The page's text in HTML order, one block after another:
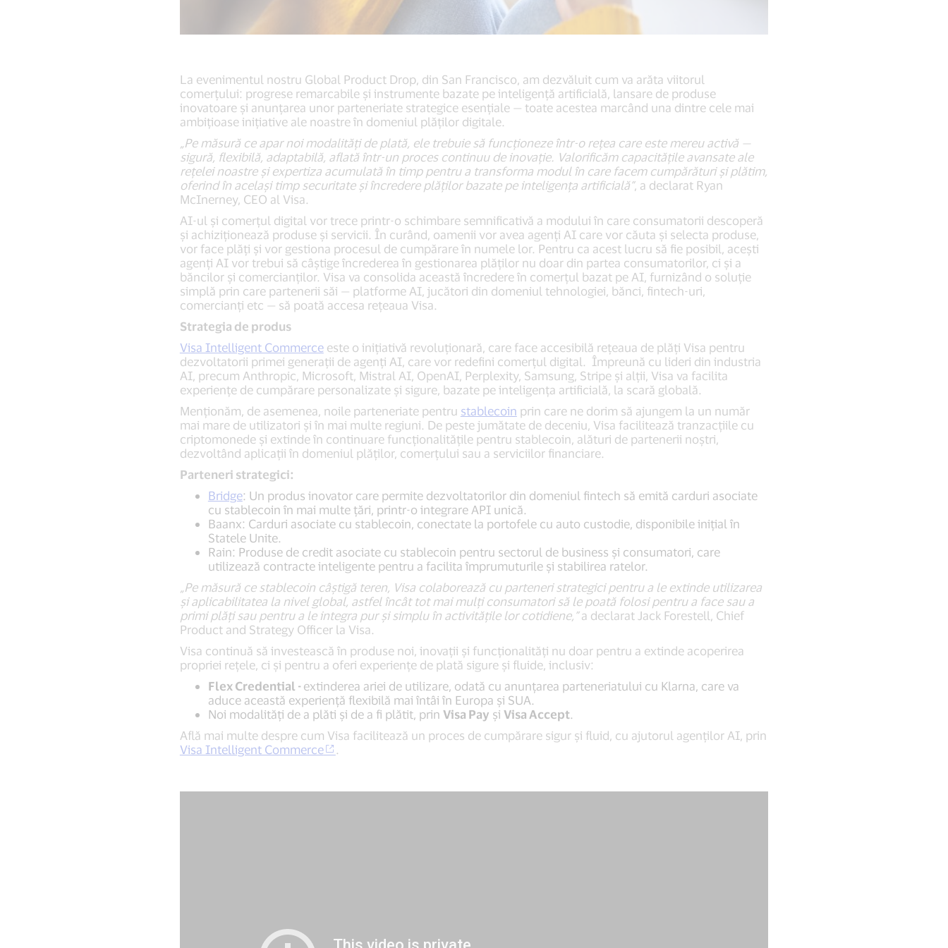
La evenimentul nostru Global Product Drop, din San Francisco, am dezvăluit cum va arăta viitorul
comerțului: progrese remarcabile și instrumente bazate pe inteligență artificială, lansare de produse
inovatoare și anunțarea unor parteneriate strategice esențiale — toate acestea marcând una dintre cele mai
ambițioase inițiative ale noastre în domeniul plăților digitale.
„Pe măsură ce apar noi modalități de plată, ele trebuie să funcționeze într-o rețea care este mereu activă —
sigură, flexibilă, adaptabilă, aflată într-un proces continuu de inovație. Valorificăm capacitățile avansate ale
rețelei noastre și expertiza acumulată în timp pentru a transforma modul în care facem cumpărături și plătim,
oferind în același timp securitate și încredere plăților bazate pe inteligența artificială”, a declarat Ryan
McInerney, CEO al Visa.
AI-ul și comerțul digital vor trece printr-o schimbare semnificativă a modului în care consumatorii descoperă
și achiziționează produse și servicii. În curând, oamenii vor avea agenți AI care vor căuta și selecta produse,
vor face plăţi și vor gestiona procesul de cumpărare în numele lor. Pentru ca acest lucru să fie posibil, acești
agenți AI vor trebui să câştige încrederea în gestionarea plăților nu doar din partea consumatorilor, ci şi a
băncilor și comercianţilor. Visa va consolida această încredere în comerțul bazat pe AI, furnizând o soluție
simplă prin care partenerii săi — platforme AI, jucători din domeniul tehnologiei, bănci, fintech-uri,
comercianți etc — să poată accesa rețeaua Visa.
Strategia de produs
Visa Intelligent Commerceeste o inițiativă revoluționară, care face accesibilă rețeaua de plăți Visa pentru
dezvoltatorii primei generații de agenți AI, care vor redefini comerțul digital. Împreună cu lideri din industria
AI, precum Anthropic, Microsoft, Mistral AI, OpenAI, Perplexity, Samsung, Stripe și alții, Visa va facilita
experiențe de cumpărare personalizate și sigure, bazate pe inteligența artificială, la scară globală.
Menționăm, de asemenea, noile parteneriate pentru stablecoin prin care ne dorim să ajungem la un număr
mai mare de utilizatori și în mai multe regiuni. De peste jumătate de deceniu, Visa facilitează tranzacțiile cu
criptomonede și extinde în continuare funcționalitățile pentru stablecoin, alături de partenerii noștri,
dezvoltând aplicații în domeniul plăților, comerțului sau a serviciilor financiare.
Parteneri strategici:
Bridge: Un produs inovator care permite dezvoltatorilor din domeniul fintech să emită carduri asociate
cu stablecoin în mai multe țări, printr-o integrare API unică.
Baanx: Carduri asociate cu stablecoin, conectate la portofele cu auto custodie, disponibile inițial în
Statele Unite.
Rain: Produse de credit asociate cu stablecoin pentru sectorul de business și consumatori, care
utilizează contracte inteligente pentru a facilita împrumuturile și stabilirea ratelor.
„Pe măsură ce stablecoin câștigă teren, Visa colaborează cu parteneri strategici pentru a le extinde utilizarea
și aplicabilitatea la nivel global, astfel încât tot mai mulți consumatori să le poată folosi pentru a face sau a
primi plăți sau pentru a le integra pur și simplu în activitățile lor cotidiene,”a declarat Jack Forestell, Chief
Product and Strategy Officer la Visa.
Visa continuă să investească în produse noi, inovații și funcționalități nu doar pentru a extinde acoperirea
propriei rețele, ci și pentru a oferi experiențe de plată sigure și fluide, inclusiv:
Flex Credential - extinderea ariei de utilizare, odată cu anunțarea parteneriatului cu Klarna, care va
aduce această experiență flexibilă mai întâi în Europa și SUA.
Noi modalități de a plăti și de a fi plătit, prin Visa Pay și Visa Accept.
Află mai multe despre cum Visa facilitează un proces de cumpărare sigur şi fluid, cu ajutorul agenților AI, prin
Visa Intelligent Commerce
.